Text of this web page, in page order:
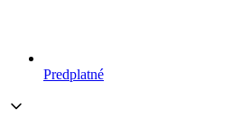
Predplatné